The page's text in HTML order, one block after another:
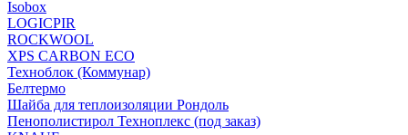
Isobox
LOGICPIR
ROCKWOOL
XPS CARBON ECO
Техноблок (Коммунар)
Белтермо
Шайба для теплоизоляции Рондоль
Пенополистирол Техноплекс (под заказ)